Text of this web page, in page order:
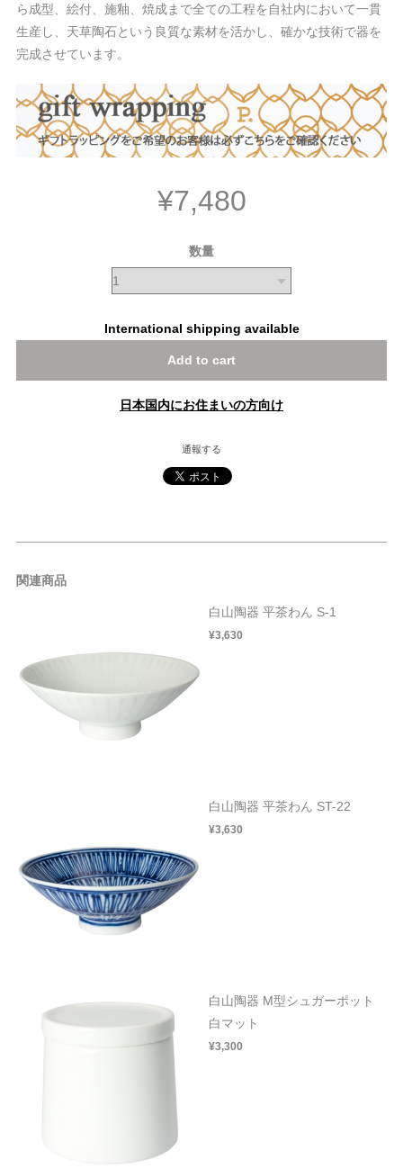
ら成型、絵付、施釉、焼成まで全ての工程を自社内において一貫
生産し、天草陶石という良質な素材を活かし、確かな技術で器を
完成させています。
¥7,480
数量
International shipping available
Add to cart
日本国内にお住まいの方向け
通報する
関連商品
白山陶器 平茶わん S-1
¥3,630
白山陶器 平茶わん ST-22
¥3,630
白山陶器 M型シュガーポット
白マット
¥3,300